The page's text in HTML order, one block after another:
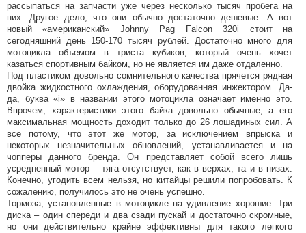
рассыпаться на запчасти уже через несколько тысяч пробега на
них. Другое дело, что они обычно достаточно дешевые. А вот
новый «американский» Johnny Pag Falcon 320i стоит на
сегодняшний день 150-170 тысяч рублей. Достаточно много для
мотоцикла объемом в триста кубиков, который очень хочет
казаться спортивным байком, но не является им даже отдаленно.
Под пластиком довольно сомнительного качества прячется рядная
двойка жидкостного охлаждения, оборудованная инжектором. Да-
да, буква «i» в названии этого мотоцикла означает именно это.
Впрочем, характеристики этого байка довольно обычные, а его
максимальная мощность доходит только до 26 лошадиных сил. А
все потому, что этот же мотор, за исключением впрыска и
некоторых незначительных обновлений, устанавливается и на
чопперы данного бренда. Он представляет собой всего лишь
усредненный мотор – тяга отсутствует, как в верхах, та и в низах.
Конечно, угодить всем нельзя, но китайцы решили попробовать. К
сожалению, получилось это не очень успешно.
Тормоза, установленные в мотоцикле на удивление хорошие. Три
диска – один спереди и два сзади пускай и достаточно скромные,
но они действительно крайне эффективны для такого легкого